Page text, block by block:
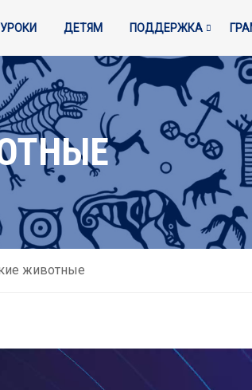
ДЕТЯМ ПОДДЕРЖКА
животные